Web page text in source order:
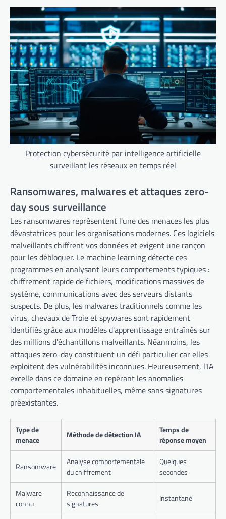
Protection cybersécurité par intelligence artificielle
surveillant les réseaux en temps réel
Ransomwares, malwares et attaques zero-
day sous surveillance
Les ransomwares représentent l'une des menaces les plus
dévastatrices pour les organisations modernes. Ces logiciels
malveillants chiffrent vos données et exigent une rançon
pour les débloquer. Le machine learning détecte ces
programmes en analysant leurs comportements typiques :
chiffrement rapide de fichiers, modifications massives de
système, communications avec des serveurs distants
suspects. De plus, les malwares traditionnels comme les
virus, chevaux de Troie et spywares sont rapidement
identifiés grâce aux modèles d'apprentissage entraînés sur
des millions d'échantillons malveillants. Néanmoins, les
attaques zero-day constituent un défi particulier car elles
exploitent des vulnérabilités inconnues. Heureusement, l'IA
excelle dans ce domaine en repérant les anomalies
comportementales inhabituelles, même sans signatures
préexistantes.
Type de
menace
Méthode de détection IA
Temps de
réponse moyen
Ransomware
Analyse comportementale
du chiffrement
Quelques
secondes
Malware
connu
Reconnaissance de
signatures
Instantané